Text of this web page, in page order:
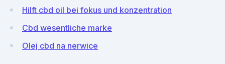
Hilft cbd oil bei fokus und konzentration
Cbd wesentliche marke
Olej cbd na nerwice